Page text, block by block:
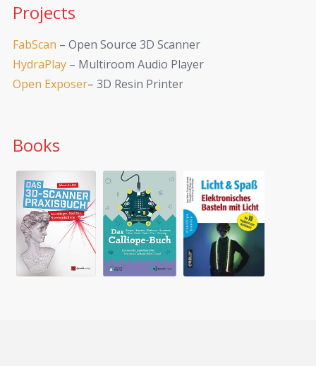
Projects
FabScan – Open Source 3D Scanner
HydraPlay – Multiroom Audio Player
Open Exposer– 3D Resin Printer
Books